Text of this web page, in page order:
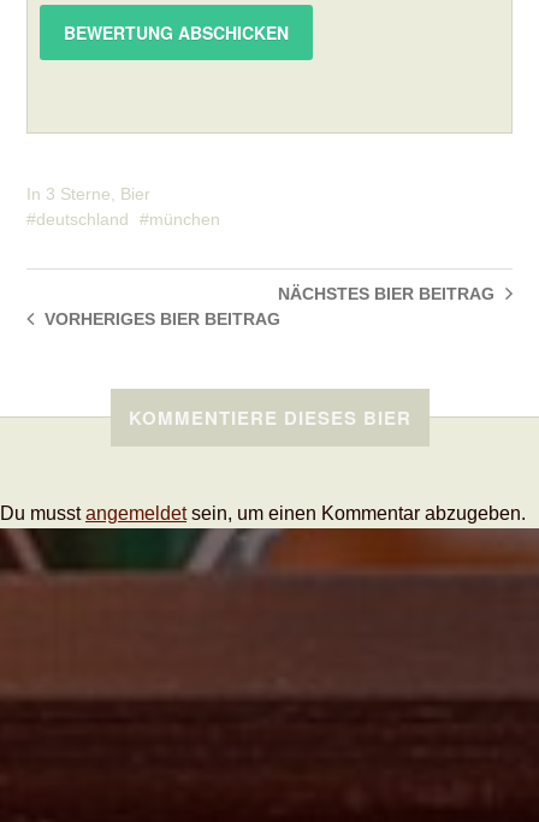
In 3 Sterne
Bier
deutschland
münchen
NÄCHSTES BIERBEITRAG
VORHERIGES BIER BEITRAG
KOMMENTIERE DIESES BIER
Du musstangemeldetsein, um einen Kommentar abzugeben.